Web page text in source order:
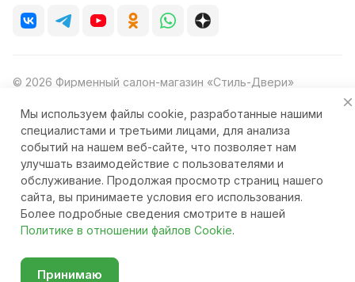
Главная Каталог Корзина Избранные Кабинет
© 2026 Фирменный салон-магазин «Стиль-Двери»
Конфиденциальность Ответственность
Мы используем файлы cookie, разработанные нашими
специалистами и третьими лицами, для анализа
событий на нашем веб-сайте, что позволяет нам
улучшать взаимодействие с пользователями и
обслуживание. Продолжая просмотр страниц нашего
сайта, вы принимаете условия его использования.
Более подробные сведения смотрите в нашей
Политике в отношении файлов Cookie.
Принимаю